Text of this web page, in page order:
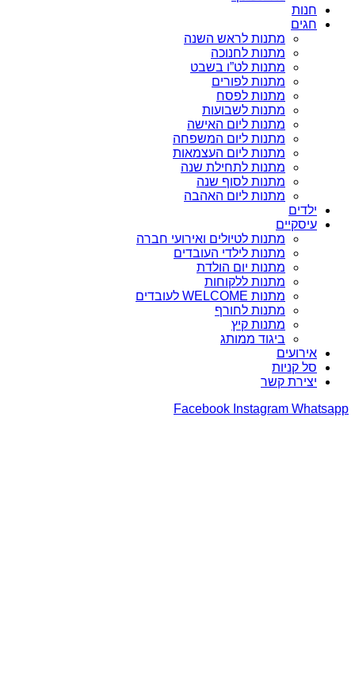
חנות
חגים
מתנות לראש השנה
מתנות לחנוכה
מתנות לט”ו בשבט
מתנות לפורים
מתנות לפסח
מתנות לשבועות
מתנות ליום האישה
מתנות ליום המשפחה
מתנות ליום העצמאות
מתנות לתחילת שנה
מתנות לסוף שנה
מתנות ליום האהבה
ילדים
עיסקיים
מתנות לטיולים ואירועי חברה
מתנות לילדי העובדים
מתנות יום הולדת
מתנות ללקוחות
מתנות WELCOME לעובדים
מתנות לחורף
מתנות קיץ
ביגוד ממותג
אירועים
סל קניות
יצירת קשר
Facebook Instagram Whatsapp